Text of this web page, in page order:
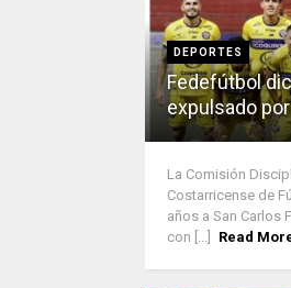
DEPORTES
Fedefútbol
expulsado
La Comisión
Costarricense de
años a San Carlos
con [...]
Read